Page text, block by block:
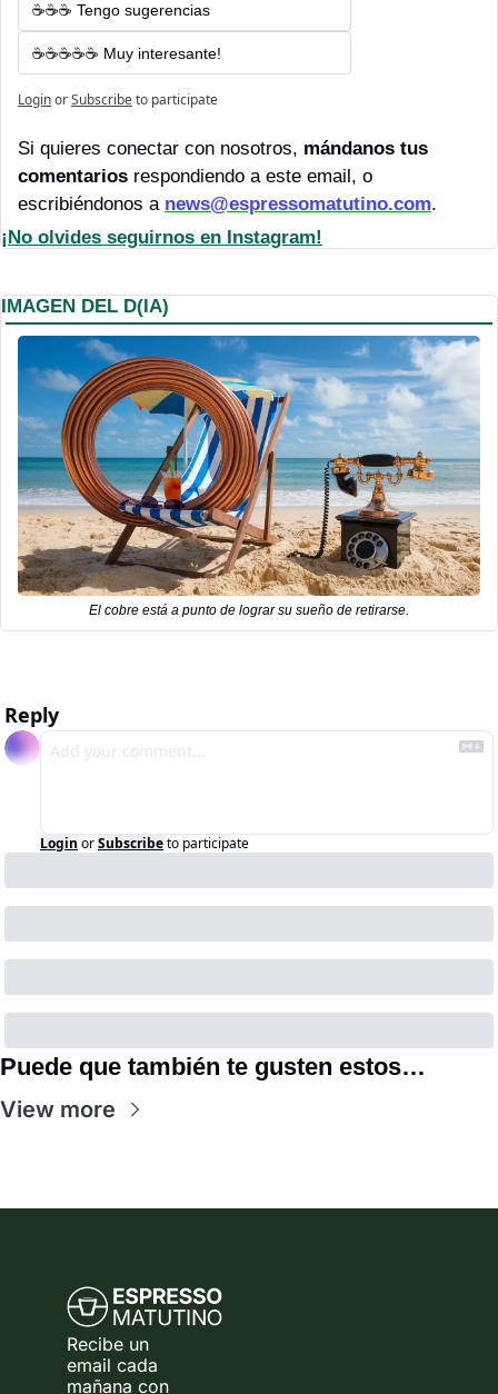
☕☕☕ Tengo sugerencias
☕☕☕☕☕ Muy interesante!
LoginorSubscribeto participate
Si quieres conectar con nosotros, mándanos tus
comentarios respondiendo a este email, o
escribiéndonos a news@espressomatutino.com.
¡No olvides seguirnos en Instagram!
IMAGEN DEL D(IA)
El cobre está a punto de lograr su sueño de retirarse.
Reply
Login orSubscribeto participate
Puede que también te gusten estos…
View more
Recibe un
email cada
mañana con